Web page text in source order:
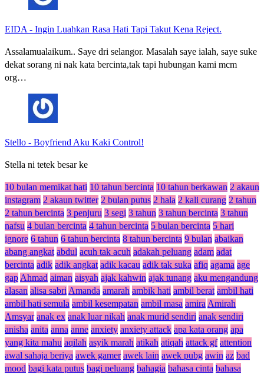
EIDA - Ingin Luahkan Rasa Hati Tapi Takut Kena Reject.
Assalamualaikum.. Saye dri selangor. Masalah saye ialah, saye suke
dekat sorang ni nak kata bercinta,tak tapi hubungan kami mcm
org…
Stello - Boyfriend Aku Kaki Control!
Stella ni tetek besar ke
10 bulan memikat hati 10 tahun bercinta 10 tahun berkawan 2 akaun
instagram 2 akaun twitter 2 bulan putus 2 hala 2 kali curang 2 tahun
2 tahun bercinta 3 penjuru 3 segi 3 tahun 3 tahun bercinta 3 tahun
nafsu 4 bulan bercinta 4 tahun bercinta 5 bulan bercinta 5 hari
ignore 6 tahun 6 tahun bercinta 8 tahun bercinta 9 bulan abaikan
abang angkat abdul acuh tak acuh adakah peluang adam adat
bercinta adik adik angkat adik kacau adik tak suka afiq agama age
gap Ahmad aiman aisyah ajak kahwin ajak tunang aku mengandung
alasan alisa sabri Amanda amarah ambik hati ambil berat ambil hati
ambil hati semula ambil kesempatan ambil masa amira Amirah
Amsyar anak ex anak luar nikah anak murid sendiri anak sendiri
anisha anita anna anne anxiety anxiety attack apa kata orang apa
yang kita mahu aqilah asyik marah atikah atiqah attack gf attention
awal sahaja beriya awek gamer awek lain awek pubg awin az bad
mood bagi kata putus bagi peluang bahagia bahasa cinta bahasa